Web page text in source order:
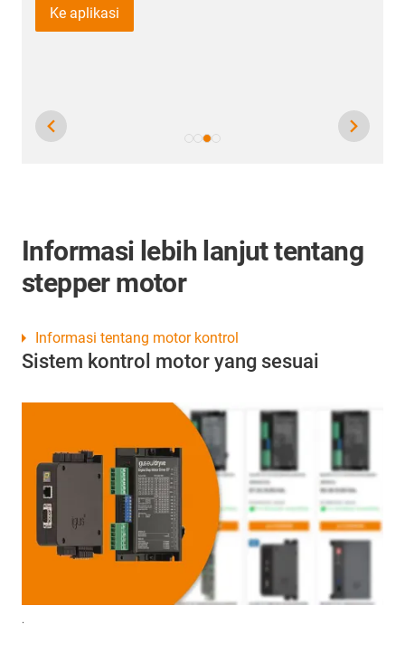
Informasi lebih lanjut tentang
stepper motor
Sistem kontrol motor yang sesuai
.
Informasi tentang motor kontrol